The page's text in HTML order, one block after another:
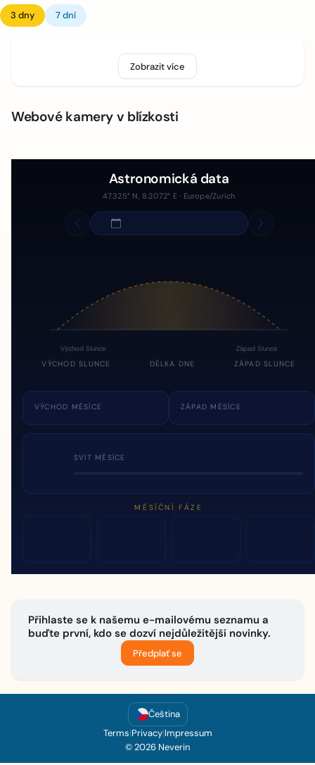
3 dny 7 dní
Zobrazit více
Webové kamery v blízkosti
Astronomická data
47.325° N, 8.2072° E · Europe/Zurich
Východ Slunce Západ Slunce
VÝCHOD SLUNCE DÉLKA DNE ZÁPAD SLUNCE
VÝCHOD MĚSÍCE ZÁPAD MĚSÍCE
SVIT MĚSÍCE
MĚSÍČNÍ FÁZE
Přihlaste se k našemu e-mailovému seznamu a
buďte první, kdo se dozví nejdůležitější novinky.
Předplať se
Čeština
Terms|Privacy|Impressum
© 2026 Neverin